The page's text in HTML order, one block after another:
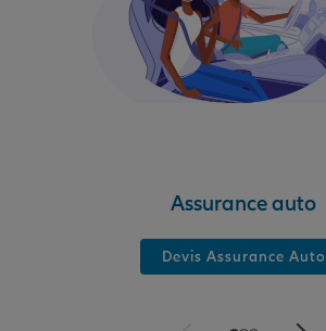
Assurance auto
Devis Assurance Auto